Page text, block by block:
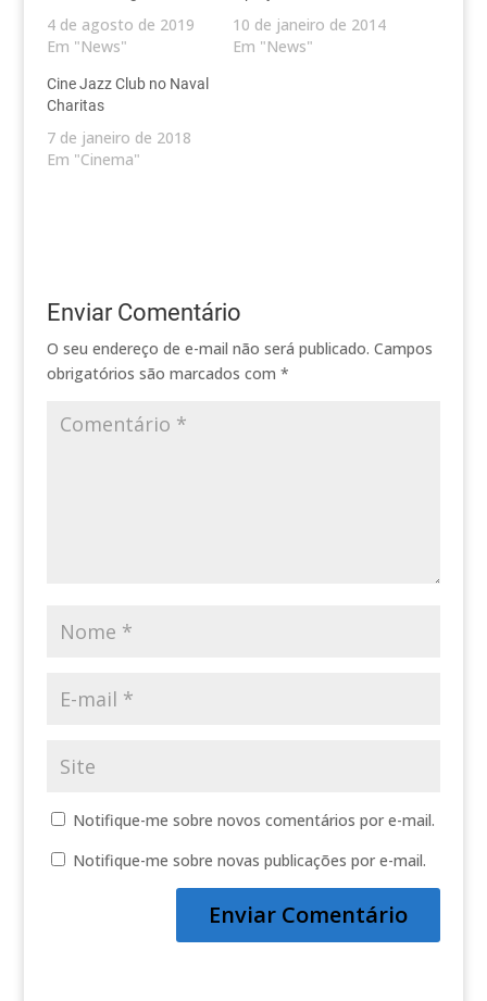
4 de agosto de 2019
Em "News"
10 de janeiro de 2014
Em "News"
Cine Jazz Club no Naval
Charitas
7 de janeiro de 2018
Em "Cinema"
Enviar Comentário
O seu endereço de e-mail não será publicado. Campos
obrigatórios são marcados com *
Notifique-me sobre novos comentários por e-mail.
Notifique-me sobre novas publicações por e-mail.